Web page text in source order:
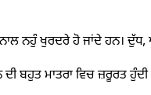
ਨਹੁੰ ਖੁਰਦਰੇ ਹੋ ਜਾਂਦੇ ਹਨ। ਦੁੱਧ,
ਮਾਤਰਾ ਵਿਚ ਜ਼ਰੂਰਤ ਹੁੰਦੀ